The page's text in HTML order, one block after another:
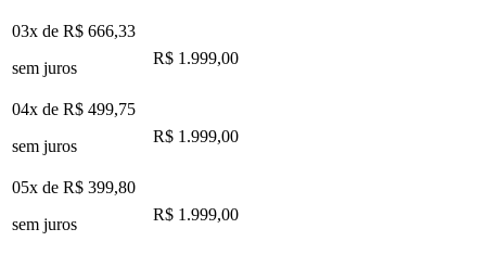
03x de R$ 666,33
sem juros
R$ 1.999,00
04x de R$ 499,75
sem juros
R$ 1.999,00
05x de R$ 399,80
sem juros
R$ 1.999,00